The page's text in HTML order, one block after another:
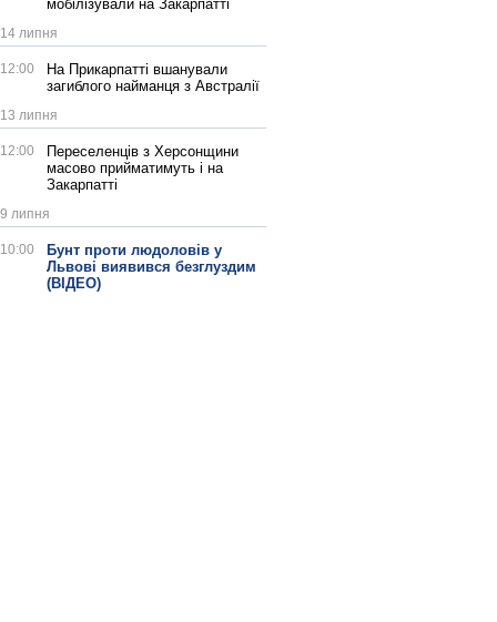
мобілізували на Закарпатті
14 липня
12:00
На Прикарпатті вшанували
загиблого найманця з Австралії
13 липня
12:00
Переселенців з Херсонщини
масово прийматимуть і на
Закарпатті
9 липня
10:00
Бунт проти людоловів у
Львові виявився безглуздим
(ВІДЕО)